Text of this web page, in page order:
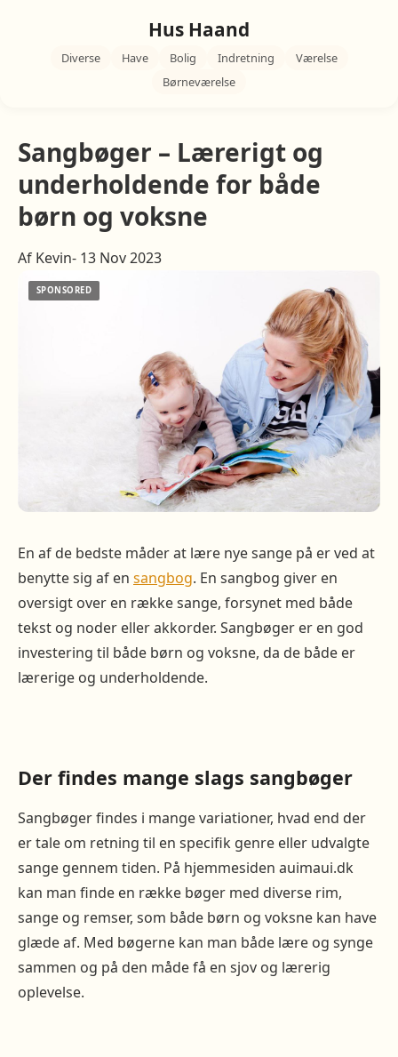
Hus Haand
Diverse Have Bolig Indretning
Værelse
Børneværelse
Sangbøger – Lærerigt og
underholdende for både
børn og voksne
Af Kevin- 13 Nov 2023
En af de bedste måder at lære nye sange på er ved at
benytte sig af en sangbog. En sangbog giver en
oversigt over en række sange, forsynet med både
tekst og noder eller akkorder. Sangbøger er en god
investering til både børn og voksne, da de både er
lærerige og underholdende.
Der findes mange slags sangbøger
Sangbøger findes i mange variationer, hvad end der
er tale om retning til en specifik genre eller udvalgte
sange gennem tiden. På hjemmesiden auimaui.dk
kan man finde en række bøger med diverse rim,
sange og remser, som både børn og voksne kan have
glæde af. Med bøgerne kan man både lære og synge
sammen og på den måde få en sjov og lærerig
oplevelse.